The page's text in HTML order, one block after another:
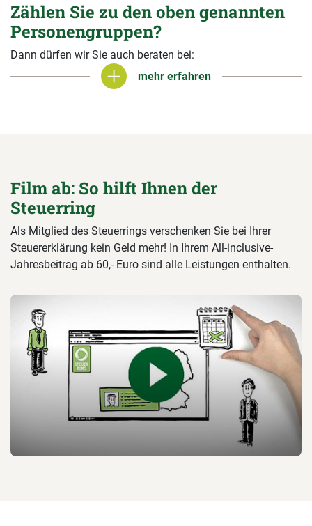
Zählen Sie zu den oben genannten
Personengruppen?
Dann dürfen wir Sie auch beraten bei:
mehr erfahren
mehr erfahren
Film ab: So hilft Ihnen der
Steuerring
Als Mitglied des Steuerrings verschenken Sie bei Ihrer
Steuererklärung kein Geld mehr! In Ihrem All-inclusive-
Jahresbeitrag ab 60,- Euro sind alle Leistungen enthalten.